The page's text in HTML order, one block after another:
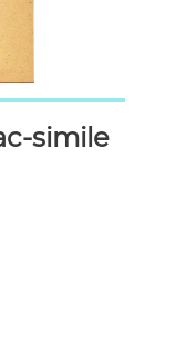
simile